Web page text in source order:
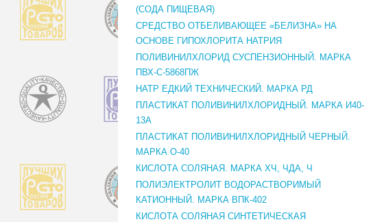
(СОДА ПИЩЕВАЯ)
СРЕДСТВО ОТБЕЛИВАЮЩЕЕ «БЕЛИЗНА» НА
ОСНОВЕ ГИПОХЛОРИТА НАТРИЯ
ПОЛИВИНИЛХЛОРИД СУСПЕНЗИОННЫЙ. МАРКА
ПВХ-С-5868ПЖ
НАТР ЕДКИЙ ТЕХНИЧЕСКИЙ. МАРКА РД
ПЛАСТИКАТ ПОЛИВИНИЛХЛОРИДНЫЙ. МАРКА И40-
13А
ПЛАСТИКАТ ПОЛИВИНИЛХЛОРИДНЫЙ ЧЕРНЫЙ.
МАРКА О-40
КИСЛОТА СОЛЯНАЯ. МАРКА ХЧ, ЧДА, Ч
ПОЛИЭЛЕКТРОЛИТ ВОДОРАСТВОРИМЫЙ
КАТИОННЫЙ. МАРКА ВПК-402
КИСЛОТА СОЛЯНАЯ СИНТЕТИЧЕСКАЯ